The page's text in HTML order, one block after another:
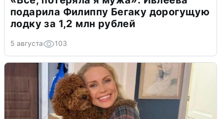
подарила Филиппу Бегаку дорогущую
лодку за 1,2 млн рублей
5 августа 103